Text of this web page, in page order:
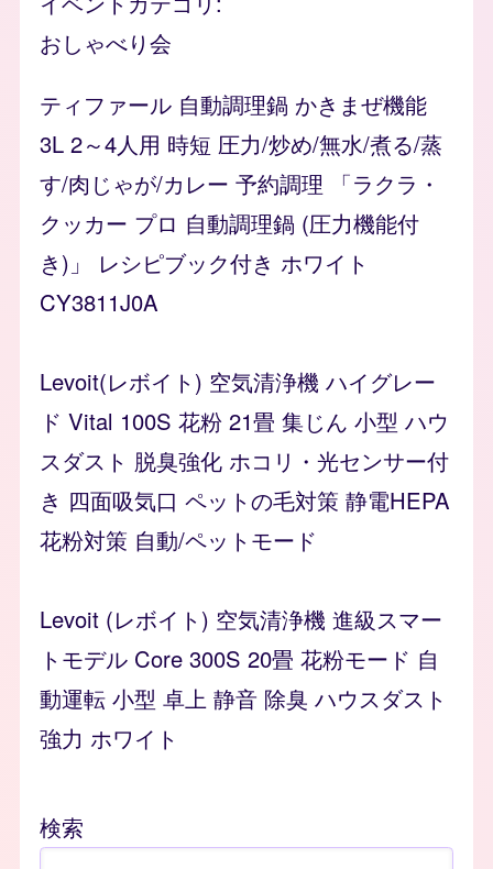
おしゃべり会
ティファール 自動調理鍋 かきまぜ機能
3L 2～4人用 時短 圧力/炒め/無水/煮る/蒸
す/肉じゃが/カレー 予約調理 「ラクラ・
クッカー プロ 自動調理鍋 (圧力機能付
き)」 レシピブック付き ホワイト
CY3811J0A
Levoit(レボイト) 空気清浄機 ハイグレー
ド Vital 100S 花粉 21畳 集じん 小型 ハウ
スダスト 脱臭強化 ホコリ・光センサー付
き 四面吸気口 ペットの毛対策 静電HEPA
花粉対策 自動/ペットモード
Levoit (レボイト) 空気清浄機 進級スマー
トモデル Core 300S 20畳 花粉モード 自
動運転 小型 卓上 静音 除臭 ハウスダスト
強力 ホワイト
検索